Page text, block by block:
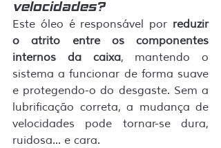
velocidades?
Este óleo é responsável por reduzir
o atrito entre os componentes
internos da caixa, mantendo o
sistema a funcionar de forma suave
e protegendo-o do desgaste. Sem a
lubrificação correta, a mudança de
velocidades pode tornar-se dura,
ruidosa... e cara.